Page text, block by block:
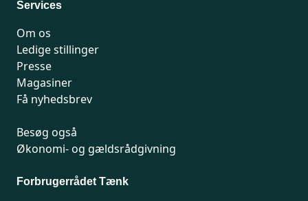
Services
Om os
Ledige stillinger
Presse
Magasiner
Få nyhedsbrev
Besøg også
Økonomi- og gældsrådgivning
Forbrugerrådet Tænk